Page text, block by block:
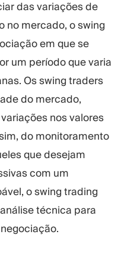
das variações de
no mercado, o swing
em que se
um período que varia
Os swing traders
do mercado,
nos valores
do monitoramento
que desejam
com um
o swing trading
técnica para
nós
da empresa